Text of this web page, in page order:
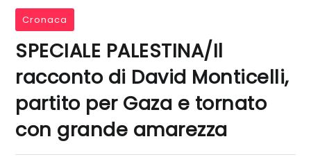
Cronaca
SPECIALE PALESTINA/Il
racconto di David Monticelli,
partito per Gaza e tornato
con grande amarezza